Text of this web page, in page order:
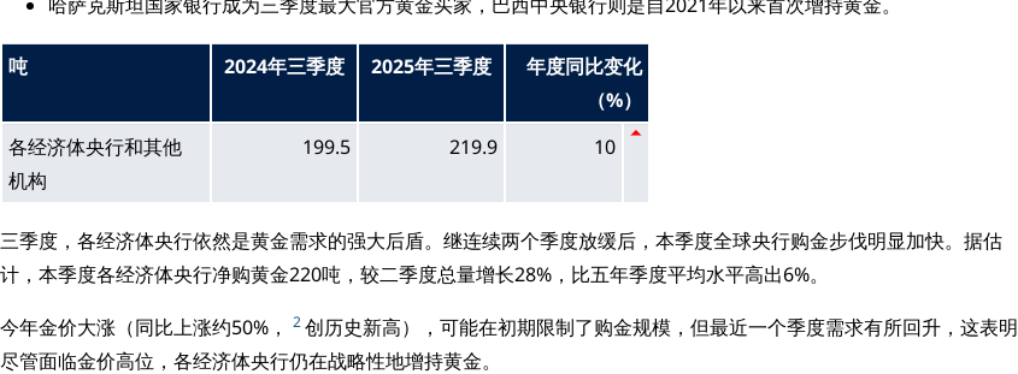
吨 2024年三季度 2025年三季度
年度同比变化
（%）
各经济体央行和其他
机构
199.5 219.9 10
三季度，各经济体央行依然是黄金需求的强大后盾。继连续两个季度放缓后，本季度全球央行购金步伐明显加快。据估
计，本季度各经济体央行净购黄金220吨，较二季度总量增长28%，比五年季度平均水平高出6%。
今年金价大涨（同比上涨约50%，
2创历史新高），可能在初期限制了购金规模，但最近一个季度需求有所回升，这表明
尽管面临金价高位，各经济体央行仍在战略性地增持黄金。